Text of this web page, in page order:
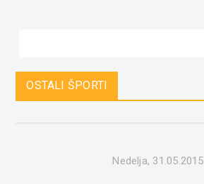
OSTALI ŠPORTI
Nedelja, 31.05.2015